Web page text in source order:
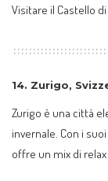
Visitare il Castello di
14. Zurigo,
Zurigo è una città
invernale. Con i
offre un mix di